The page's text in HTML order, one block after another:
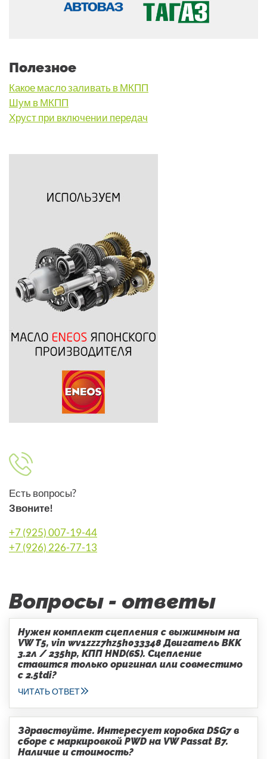
Полезное
Какое масло заливать в МКПП
Шум в МКПП
Хруст при включении передач
Есть вопросы?
Звоните!
+7 (925) 007-19-44
+7 (926) 226-77-13
Вопросы - ответы
Нужен комплект сцепления с выжимным на
VW T5, vin wv1zzz7hz5h033348 Двигатель BKK
3.2л / 235hp, КПП HND(6S). Сцепление
ставится только оригинал или совместимо
с 2.5tdi?
ЧИТАТЬ ОТВЕТ
Здравствуйте. Интересует коробка DSG7 в
сборе с маркировкой PWD на VW Passat B7.
Наличие и стоимость?